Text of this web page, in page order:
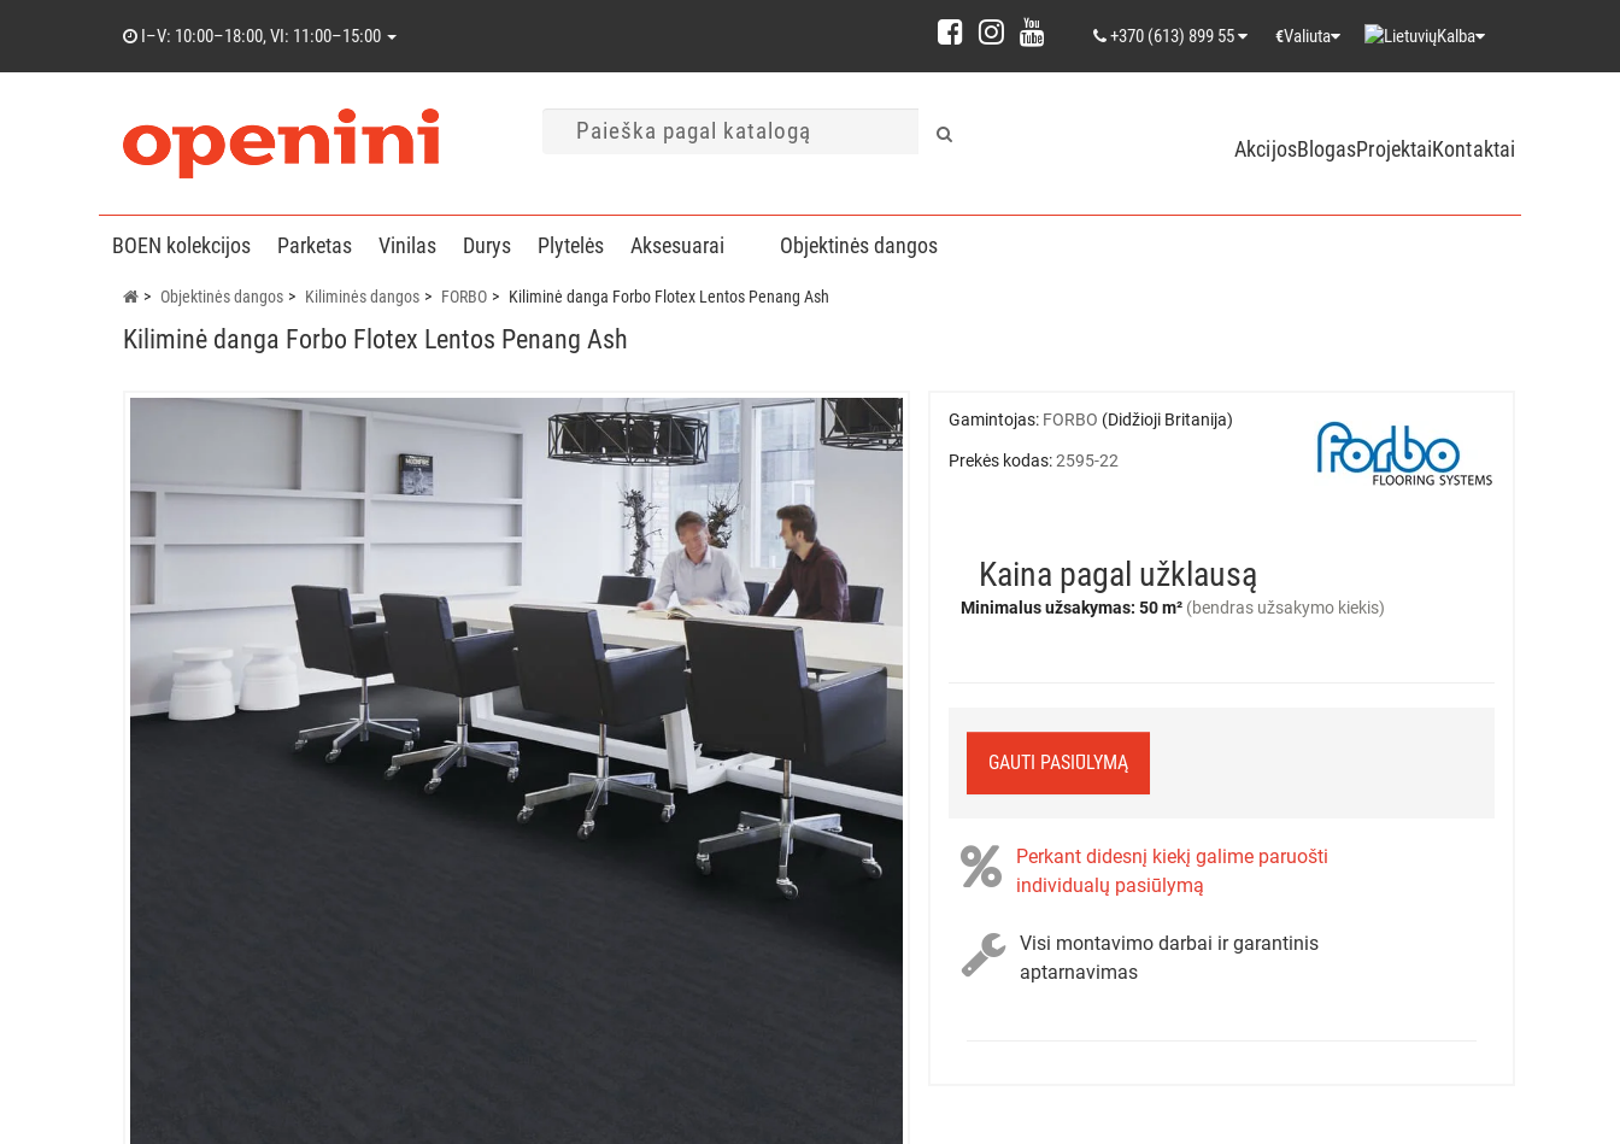
I–V: 10:00–18:00, VI: 11:00–15:00 +370 (613) 899 55 €Valiuta Kalba
AkcijosBlogasProjektaiKontaktai
BOEN kolekcijos Parketas Vinilas Durys Plytelės Aksesuarai Objektinės dangos
Objektinės dangos Kiliminės dangos FORBO Kiliminė danga Forbo Flotex Lentos Penang Ash
Kiliminė danga Forbo Flotex Lentos Penang Ash
Gamintojas: FORBO (Didžioji Britanija)
Prekės kodas:2595-22
Kaina pagal užklausą
Minimalus užsakymas: 50 m² (bendras užsakymo kiekis)
GAUTI PASIŪLYMĄ
Perkant didesnį kiekį galime paruošti
individualų pasiūlymą
Visi montavimo darbai ir garantinis
aptarnavimas